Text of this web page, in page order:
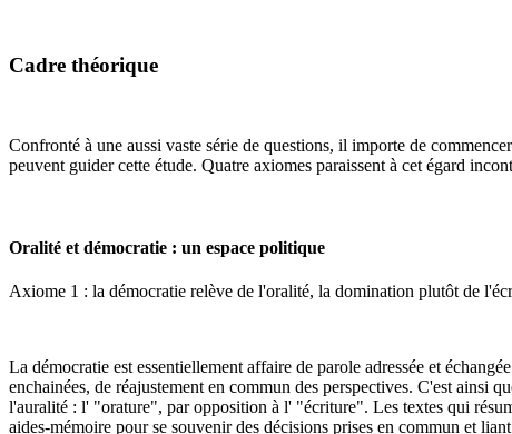
Cadre théorique
Confronté à une aussi vaste série de questions, il importe de
peuvent guider cette étude. Quatre axiomes paraissent à cet égard
Oralité et démocratie : un espace politique
Axiome 1 : la démocratie relève de l'oralité, la domination plutôt de
La démocratie est essentiellement affaire de parole adressée et
enchainées, de réajustement en commun des perspectives. C'est ainsi
l'auralité : l' "orature", par opposition à l' "écriture". Les textes qui
aides-mémoire pour se souvenir des décisions prises en commun et